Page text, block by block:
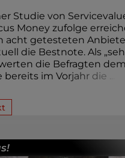
Studie von
Money zufolge
acht getesteten
die Bestnote. Als
die Befragten
bereits im Vorjahr die